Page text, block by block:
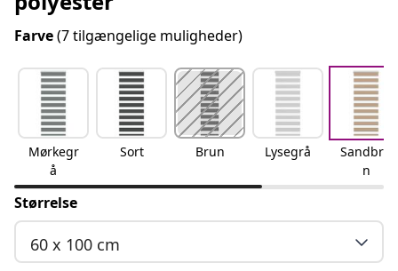
Farve(7 tilgængelige muligheder)
Mørkegr
å
Sort Brun Lysegrå
Sandbru
n
Størrelse
60 x 100 cm